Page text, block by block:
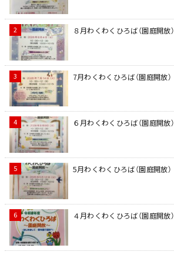
８月わくわくひろば（園庭開放）
7月わくわくひろば（園庭開放）
６月わくわくひろば（園庭開放）
5月わくわくひろば（園庭開放）
４月わくわくひろば（園庭開放）